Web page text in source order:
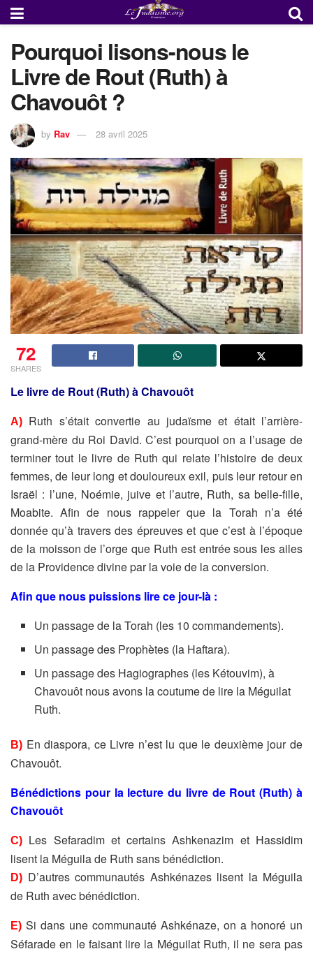
Pourquoi lisons-nous le
Livre de Rout (Ruth) à
Chavouôt ?
by Rav 28 avril 2025
72
SHARES
Le livre de Rout (Ruth) à Chavouôt
A) Ruth s’était convertie au judaïsme et était l’arrière-
grand-mère du Roi David. C’est pourquoi on a l’usage de
terminer tout le livre de Ruthqui relate l’histoire de deux
femmes, de leur long et douloureux exil, puis leur retour en
Israël : l’une, Noémie, juive et l’autre, Ruth, sa belle-fille,
Moabite. Afin de nous rappeler que la Torah n’a été
donnéequ’à travers des épreuves et que c’est à l’époque
de la moisson de l’orge que Ruth est entrée sous les ailes
de la Providence divine parla voie de la conversion.
Afin que nous puissions lire ce jour-là :
Un passage de la Torah (les 10 commandements).
Un passage des Prophètes (la Haftara).
Un passage des Hagiographes (les Kétouvim),à
Chavouôt nous avons la coutume de lire la Méguilat
Ruth.
B) En diaspora, ce Livre n’est lu que le deuxième jour de
Chavouôt.
Bénédictions pour la lecture du livre de Rout (Ruth) à
Chavouôt
C) Les Sefaradim et certains Ashkenazim et Hassidim
lisent la Méguilade Ruth sans bénédiction.
D) D’autres communautés Ashkénazes lisent la Méguila
de Ruth avec bénédiction.
E) Si dans une communauté Ashkénaze, on a honoré un
Séfarade en le faisant lire la Méguilat Ruth, il ne sera pas